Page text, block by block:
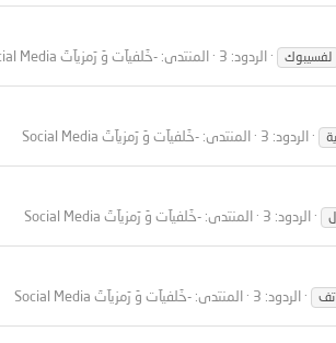
لفسيبوك الردود: 3 المنتدى: -خَلفيآت وَ رَمزيآتَ Social Media
الردود: 3 المنتدى: -خَلفيآت وَ رَمزيآتَ Social Media
الردود: 3 المنتدى: -خَلفيآت وَ رَمزيآتَ Social Media
الردود: 3 المنتدى: -خَلفيآت وَ رَمزيآتَ Social Media